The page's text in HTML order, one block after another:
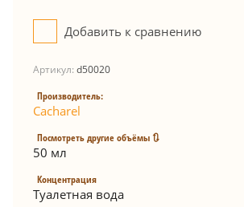
Добавить к сравнению
Артикул: d50020
Производитель:
Cacharel
Посмотреть другие объёмы 🔃
50 мл
Концентрация
Туалетная вода